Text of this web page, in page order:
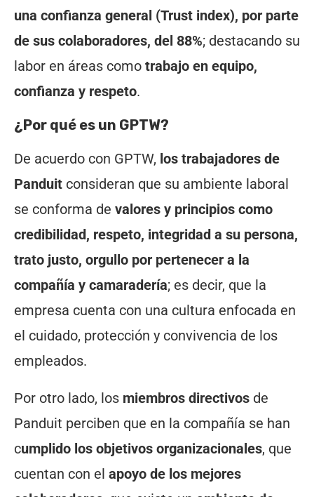
una confianza general (Trust index), por parte
de sus colaboradores, del 88%; destacando su
labor en áreas como trabajo en equipo,
confianza y respeto.
¿Por qué es un GPTW?
De acuerdo con GPTW, los trabajadores de
Panduit consideran que su ambiente laboral
se conforma de valores y principios como
credibilidad, respeto, integridad a su persona,
trato justo, orgullo por pertenecer a la
compañía y camaradería; es decir, que la
empresa cuenta con una cultura enfocada en
el cuidado, protección y convivencia de los
empleados.
Por otro lado, los miembros directivos de
Panduit perciben que en la compañía se han
cumplido los objetivos organizacionales, que
cuentan con el apoyo de los mejores